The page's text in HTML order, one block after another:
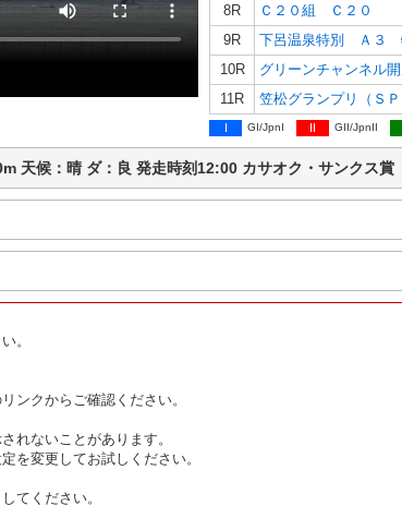
8R
Ｃ２０組 Ｃ２０
9R
下呂温泉特別 Ａ３
10R
グリーンチャンネル
11R
笠松グランプリ（Ｓ
I GI/JpnI II GII/JpnII
天候：晴 ダ：良 発走時刻12:00 カサオク・サンクス
。
ンクからご確認ください。
れないことがあります。
を変更してお試しください。
てください。